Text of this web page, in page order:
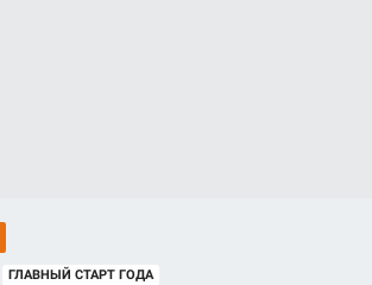
ГЛАВНЫЙ СТАРТ ГОДА